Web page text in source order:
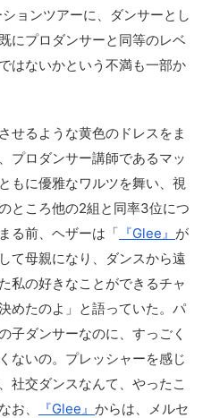
ョンツアーに、ダンサーとし
にプロダンサーと同等のレベ
はないかという不満も一部か
せるような黄色のドレスをま
プロダンサー講師であるマッ
もに優雅なワルツを舞い、視
ところ他の2組と同率3位につ
る前、ヘザーは「 『Glee』 が
て母親になり、ダンスから遠
私の好きなことができるチャ
めたのよ」と語っていた。パ
子ダンサーなのに、すっごく
ないの。プレッシャーを感じ
社交ダンスなんて、やったこ
お、
『Glee』 からは、メルセ